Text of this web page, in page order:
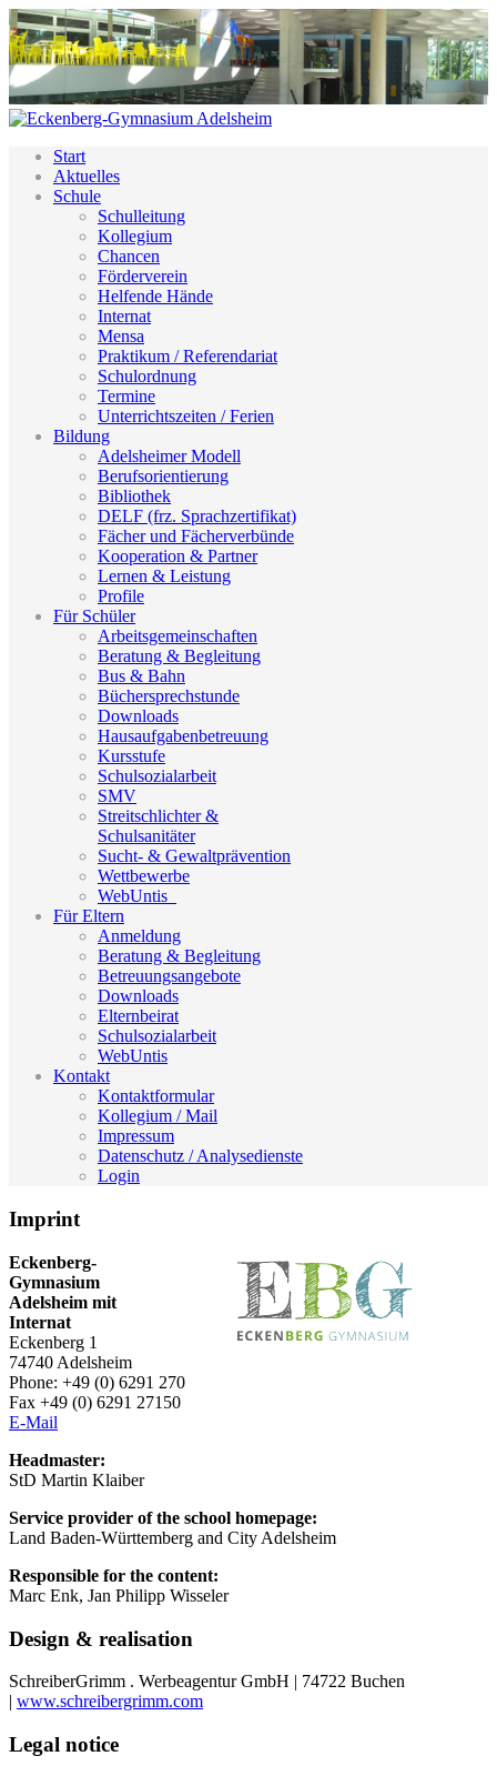
Start
Aktuelles
Schule
Schulleitung
Kollegium
Chancen
Förderverein
Helfende Hände
Internat
Mensa
Praktikum / Referendariat
Schulordnung
Termine
Unterrichtszeiten / Ferien
Bildung
Adelsheimer Modell
Berufsorientierung
Bibliothek
DELF (frz. Sprachzertifikat)
Fächer und Fächerverbünde
Kooperation & Partner
Lernen & Leistung
Profile
Für Schüler
Arbeitsgemeinschaften
Beratung & Begleitung
Bus & Bahn
Büchersprechstunde
Downloads
Hausaufgabenbetreuung
Kursstufe
Schulsozialarbeit
SMV
Streitschlichter &
Schulsanitäter
Sucht- & Gewaltprävention
Wettbewerbe
WebUntis_
Für Eltern
Anmeldung
Beratung & Begleitung
Betreuungsangebote
Downloads
Elternbeirat
Schulsozialarbeit
WebUntis
Kontakt
Kontaktformular
Kollegium / Mail
Impressum
Datenschutz / Analysedienste
Login
Imprint
Eckenberg-
Gymnasium
Adelsheim mit
Internat
Eckenberg 1
74740 Adelsheim
Phone: +49 (0) 6291 270
Fax +49 (0) 6291 27150
E-Mail
Headmaster:
StD Martin Klaiber
Service provider of the school homepage:
Land Baden-Württemberg and City Adelsheim
Responsible for the content:
Marc Enk, Jan Philipp Wisseler
Design & realisation
SchreiberGrimm . Werbeagentur GmbH | 74722 Buchen
| www.schreibergrimm.com
Legal notice